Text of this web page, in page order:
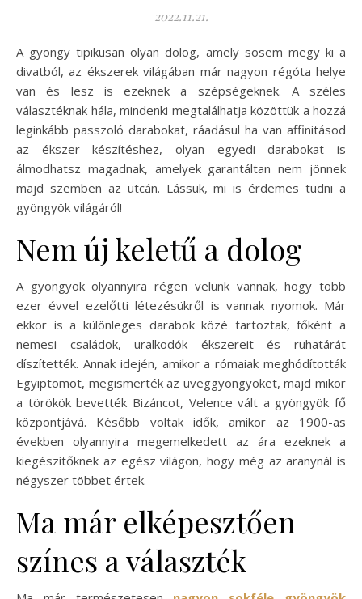
2022.11.21.
A gyöngy tipikusan olyan dolog, amely sosem megy ki a
divatból, az ékszerek világában már nagyon régóta helye
van és lesz is ezeknek a szépségeknek. A széles
választéknak hála, mindenki megtalálhatja közöttük a hozzá
leginkább passzoló darabokat, ráadásul ha van affinitásod
az ékszer készítéshez, olyan egyedi darabokat is
álmodhatsz magadnak, amelyek garantáltan nem jönnek
majd szemben az utcán. Lássuk, mi is érdemes tudni a
gyöngyök világáról!
Nem új keletű a dolog
A gyöngyök olyannyira régen velünk vannak, hogy több
ezer évvel ezelőtti létezésükről is vannak nyomok. Már
ekkor is a különleges darabok közé tartoztak, főként a
nemesi családok, uralkodók ékszereit és ruhatárát
díszítették. Annak idején, amikor a rómaiak meghódították
Egyiptomot, megismerték az üveggyöngyöket, majd mikor
a törökök bevették Bizáncot, Velence vált a gyöngyök fő
központjává. Később voltak idők, amikor az 1900-as
években olyannyira megemelkedett az ára ezeknek a
kiegészítőknek az egész világon, hogy még az aranynál is
négyszer többet értek.
Ma már elképesztően
színes a választék